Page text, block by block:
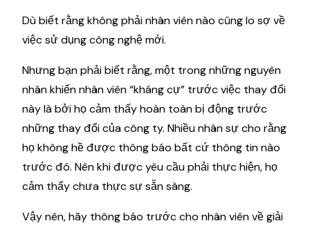
Dù biết rằng không phải nhân viên nào cũng lo sợ về
việc sử dụng công nghệ mới.
Nhưng bạn phải biết rằng, một trong những nguyên
nhân khiến nhân viên “kháng cự” trước việc thay đổi
này là bởi họ cảm thấy hoàn toàn bị động trước
những thay đổi của công ty. Nhiều nhân sự cho rằng
họ không hề được thông báo bất cứ thông tin nào
trước đó. Nên khi được yêu cầu phải thực hiện, họ
cảm thấy chưa thực sự sẵn sàng.
Vậy nên, hãy thông báo trước cho nhân viên về giải